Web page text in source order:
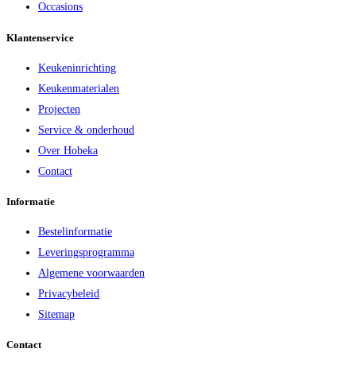
Occasions
Klantenservice
Keukeninrichting
Keukenmaterialen
Projecten
Service & onderhoud
Over Hobeka
Contact
Informatie
Bestelinformatie
Leveringsprogramma
Algemene voorwaarden
Privacybeleid
Sitemap
Contact